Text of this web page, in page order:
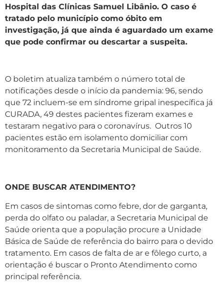
Hospital das Clínicas Samuel Libânio. O caso é
tratado pelo município como óbito em
investigação, já que ainda é aguardado um exame
que pode confirmar ou descartar a suspeita.
O boletim atualiza também o número total de
notificações desde o início da pandemia: 96, sendo
que 72 incluem-se em síndrome gripal inespecífica já
CURADA, 49 destes pacientes fizeram exames e
testaram negativo para o coronavírus. Outros 10
pacientes estão em isolamento domiciliar com
monitoramento da Secretaria Municipal de Saúde.
ONDE BUSCAR ATENDIMENTO?
Em casos de sintomas como febre, dor de garganta,
perda do olfato ou paladar, a Secretaria Municipal de
Saúde orienta que a população procure a Unidade
Básica de Saúde de referência do bairro para o devido
tratamento. Em casos de falta de ar e fôlego curto, a
orientação é buscar o Pronto Atendimento como
principal referência.